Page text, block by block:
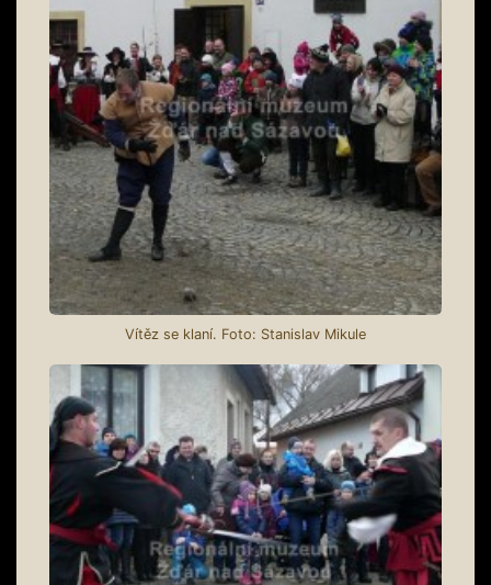
Vítěz se klaní. Foto: Stanislav Mikule